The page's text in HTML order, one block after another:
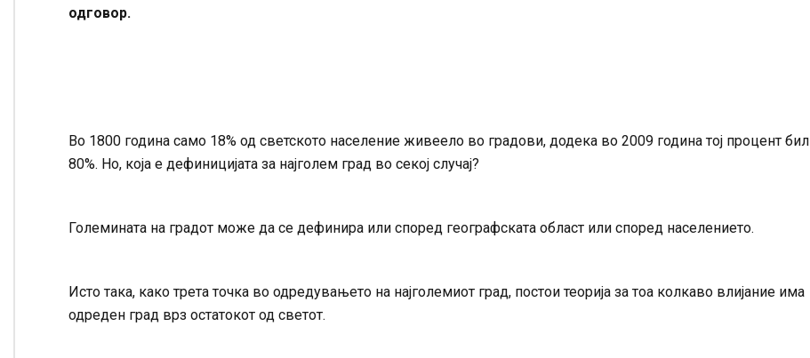
одговор.
Во 1800 година само 18% од светското население живеело во градови, додека во 2009 година тој процент бил
80%. Но, која е дефиницијата за најголем град во секој случај?
Големината на градот може да се дефинира или според географската област или според населението.
Исто така, како трета точка во одредувањето на најголемиот град, постои теорија за тоа колкаво влијание има
одреден град врз остатокот од светот.